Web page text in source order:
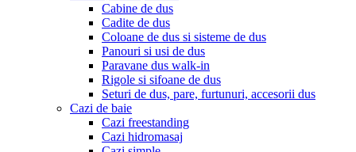
Cabine de dus
Cadite de dus
Coloane de dus si sisteme de dus
Panouri si usi de dus
Paravane dus walk-in
Rigole si sifoane de dus
Seturi de dus, pare, furtunuri, accesorii dus
Cazi de baie
Cazi freestanding
Cazi hidromasaj